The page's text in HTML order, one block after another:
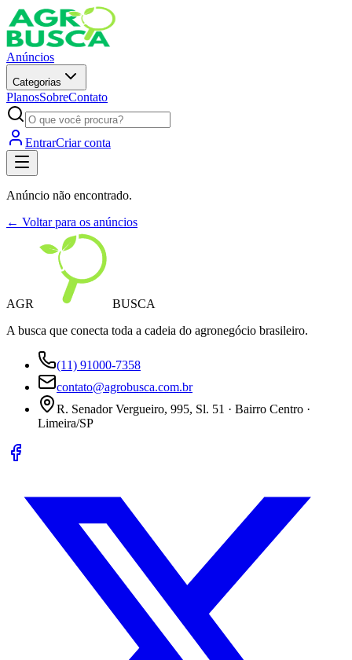
Anúncios
Categorias
PlanosSobreContato
EntrarCriar conta
Anúncio não encontrado.
← Voltar para os anúncios
AGR
BUSCA
A busca que conecta toda a cadeia do agronegócio brasileiro.
(11) 91000-7358
contato@agrobusca.com.br
R. Senador Vergueiro, 995, Sl. 51 · Bairro Centro ·
Limeira/SP